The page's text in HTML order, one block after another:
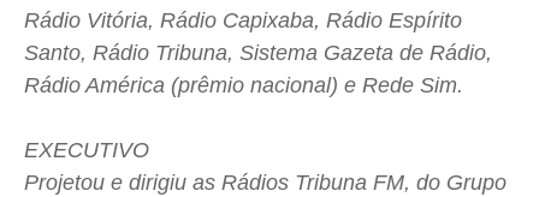
Rádio Vitória, Rádio Capixaba, Rádio Espírito
Santo, Rádio Tribuna, Sistema Gazeta de Rádio,
Rádio América (prêmio nacional) e Rede Sim.
EXECUTIVO
Projetou e dirigiu as Rádios Tribuna FM, do Grupo